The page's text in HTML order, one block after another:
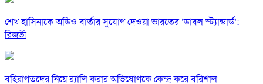
শেখ হাসিনাকে অডিও বার্তার সুযোগ দেওয়া ভারতের ‘ডাবল স্ট্যান্ডার্ড’:
রিজভী
বহিরাগতদের নিয়ে র‍্যালি করার অভিযোগকে কেন্দ্র করে বরিশাল